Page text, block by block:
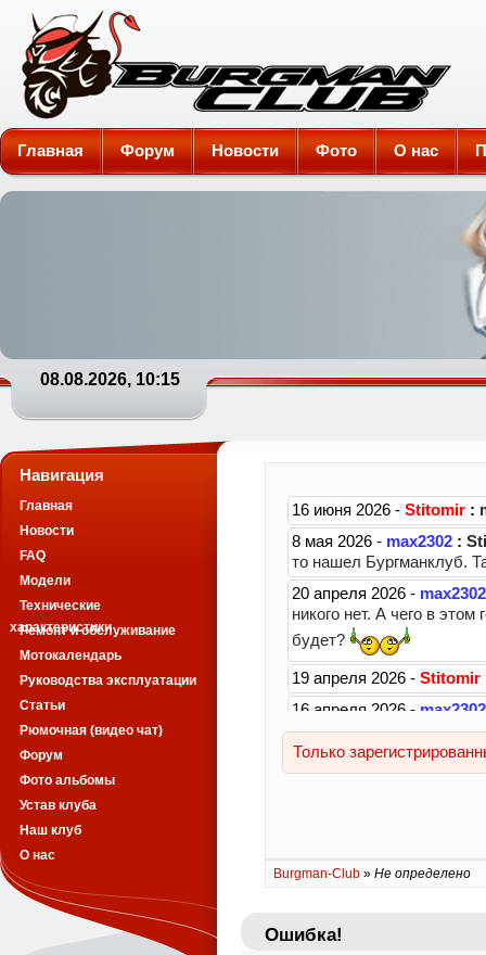
Burgman-Club
Главная Форум Новости Фото О нас
08.08.2026, 10:15
Burgman-Club » Не определено
Ошибка!
Навигация
Главная
Новости
FAQ
Модели
Технические
характеристики
Ремонт и обслуживание
Мотокалендарь
Руководства эксплуатации
Статьи
Рюмочная (видео чат)
Форум
Фото альбомы
Устав клуба
Наш клуб
О нас